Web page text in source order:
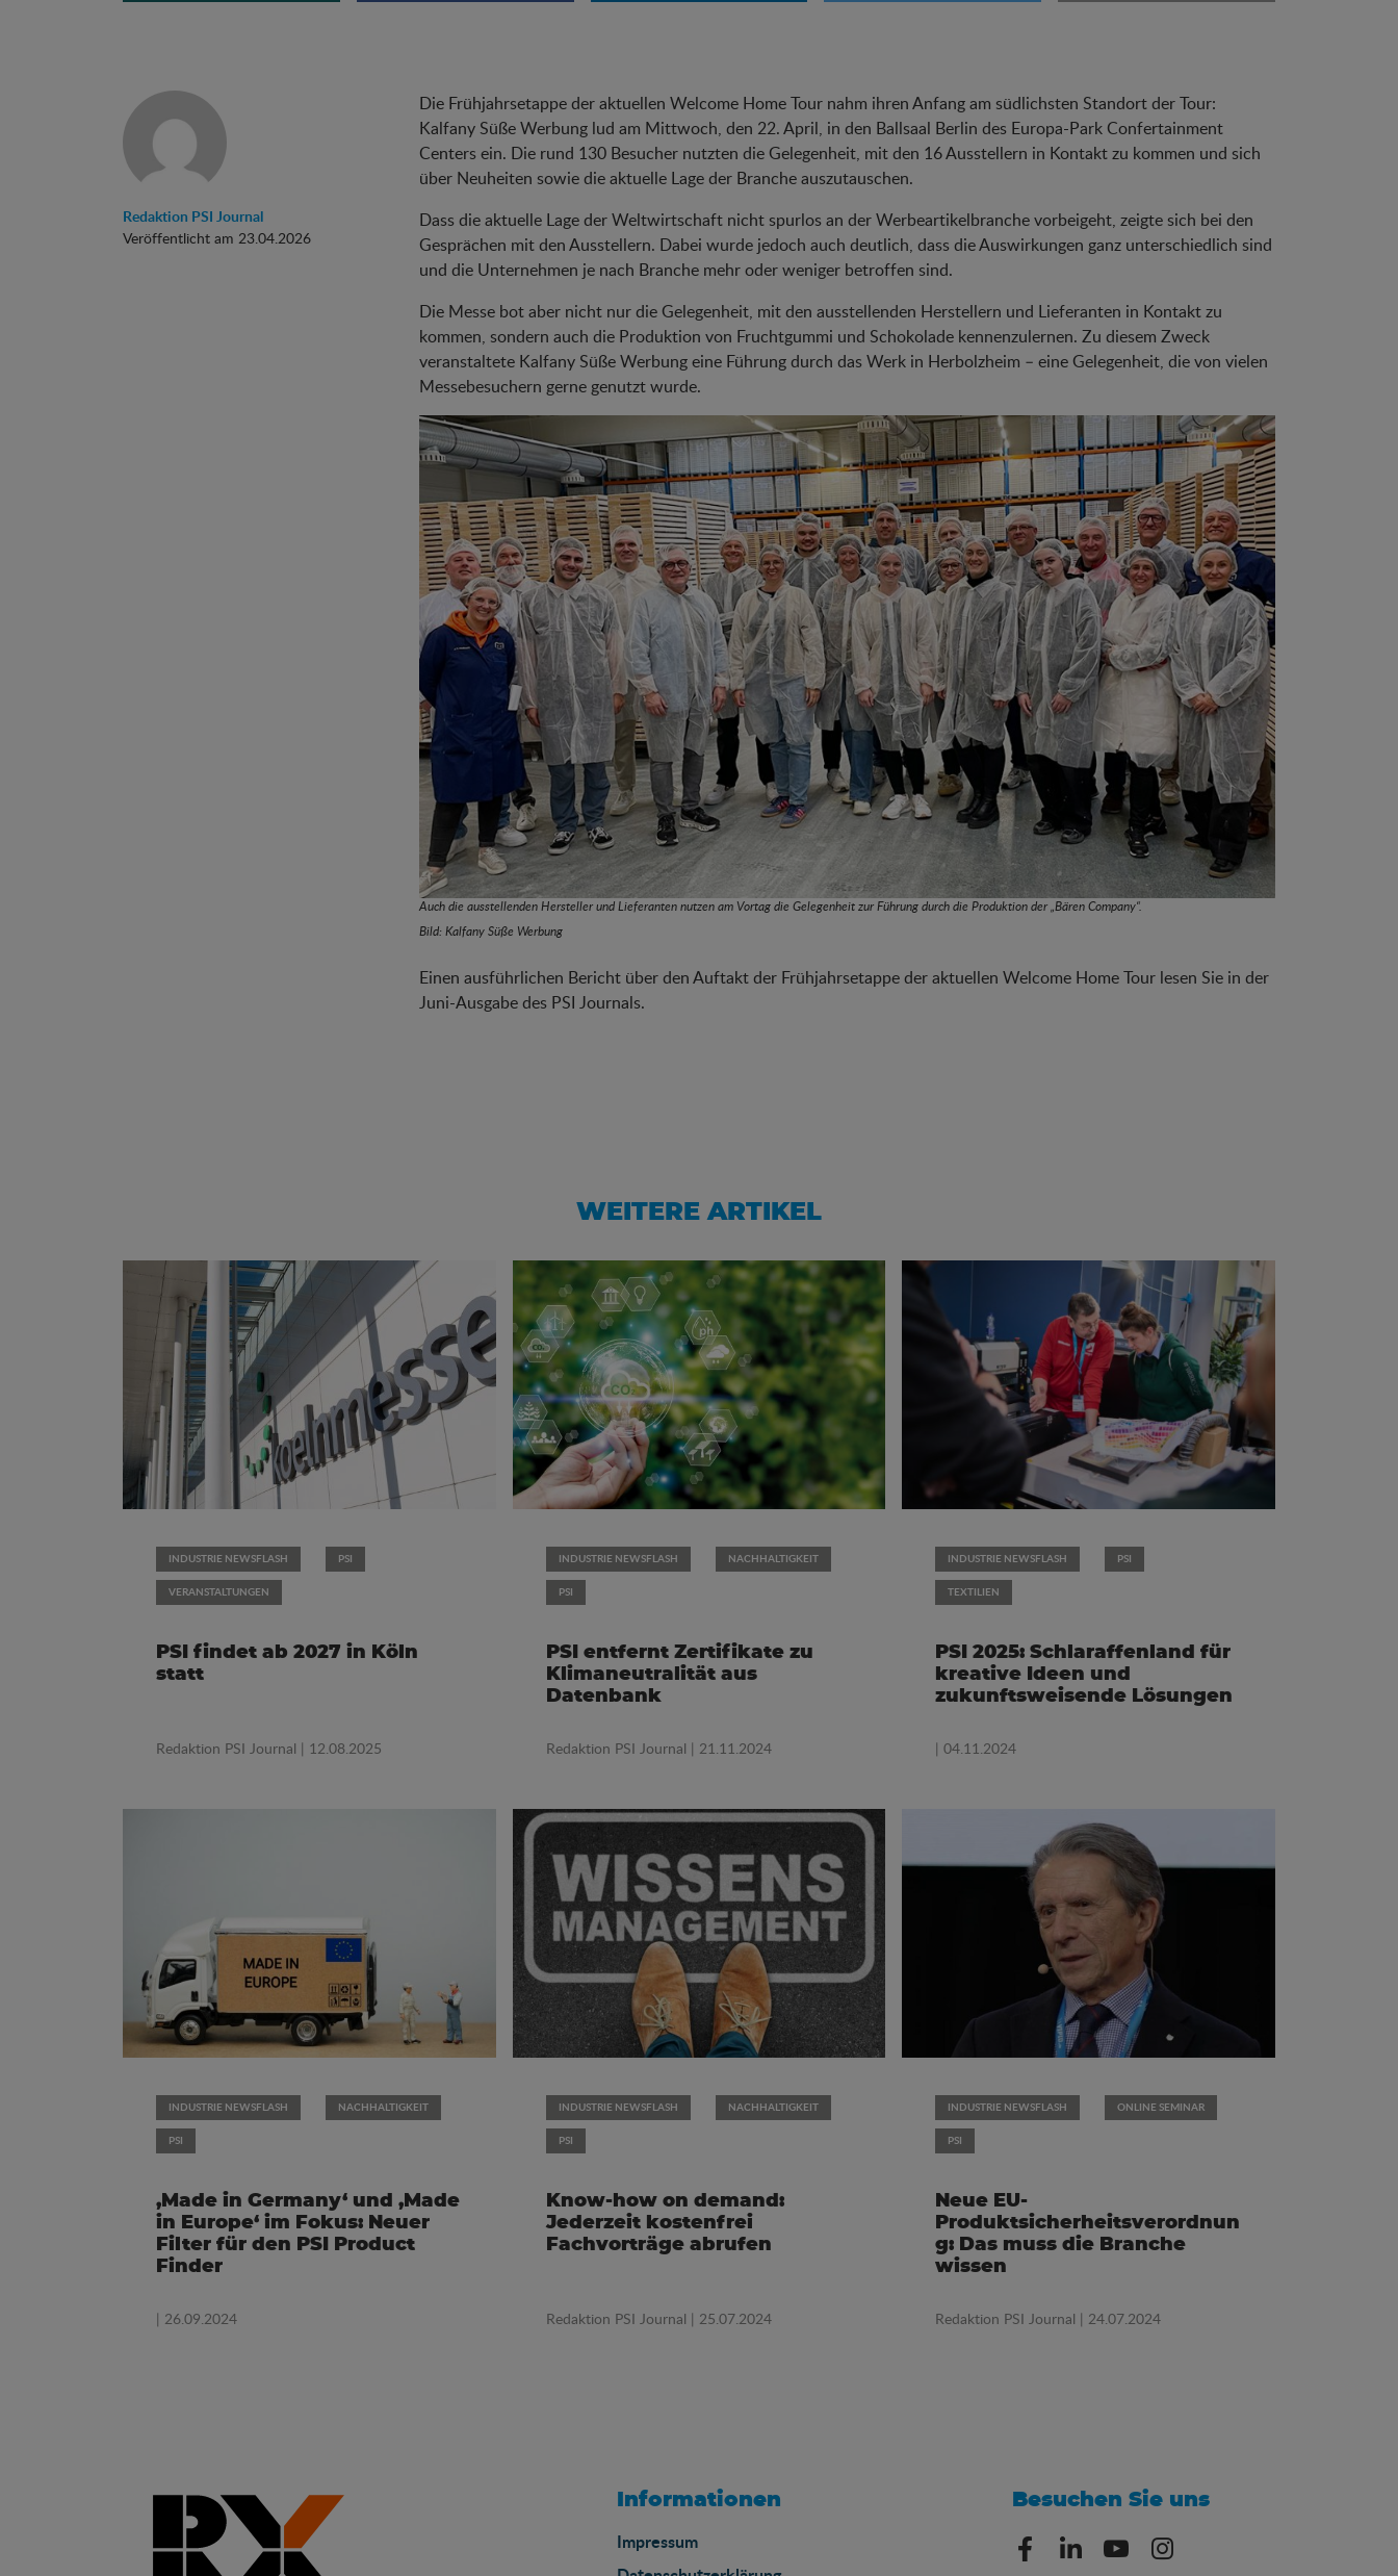
Redaktion PSI Journal
Veröffentlicht am 23.04.2026
Die Frühjahrsetappe der aktuellen Welcome Home Tour nahm ihren Anfang am südlichsten Standort der Tour:
Kalfany Süße Werbung lud am Mittwoch, den 22. April, in den Ballsaal Berlin des Europa-Park Confertainment
Centers ein. Die rund 130 Besucher nutzten die Gelegenheit, mit den 16 Ausstellern in Kontakt zu kommen und sich
über Neuheiten sowie die aktuelle Lage der Branche auszutauschen.
Dass die aktuelle Lage der Weltwirtschaft nicht spurlos an der Werbeartikelbranche vorbeigeht, zeigte sich bei den
Gesprächen mit den Ausstellern. Dabei wurde jedoch auch deutlich, dass die Auswirkungen ganz unterschiedlich sind
und die Unternehmen je nach Branche mehr oder weniger betroffen sind.
Die Messe bot aber nicht nur die Gelegenheit, mit den ausstellenden Herstellern und Lieferanten in Kontakt zu
kommen, sondern auch die Produktion von Fruchtgummi und Schokolade kennenzulernen. Zu diesem Zweck
veranstaltete Kalfany Süße Werbung eine Führung durch das Werk in Herbolzheim – eine Gelegenheit, die von vielen
Messebesuchern gerne genutzt wurde.
Auch die ausstellenden Hersteller und Lieferanten nutzen am Vortag die Gelegenheit zur Führung durch die Produktion der „Bären Company“.
Bild: Kalfany Süße Werbung
Einen ausführlichen Bericht über den Auftakt der Frühjahrsetappe der aktuellen Welcome Home Tour lesen Sie in der
Juni-Ausgabe des PSI Journals.
WEITERE ARTIKEL
INDUSTRIE NEWSFLASH PSI
VERANSTALTUNGEN
PSI findet ab 2027 in Köln
statt
Redaktion PSI Journal | 12.08.2025
INDUSTRIE NEWSFLASH NACHHALTIGKEIT
PSI
PSI entfernt Zertifikate zu
Klimaneutralität aus
Datenbank
Redaktion PSI Journal | 21.11.2024
INDUSTRIE NEWSFLASH PSI
TEXTILIEN
PSI 2025: Schlaraffenland für
kreative Ideen und
zukunftsweisende Lösungen
| 04.11.2024
INDUSTRIE NEWSFLASH NACHHALTIGKEIT
PSI
‚Made in Germany‘ und ‚Made
in Europe‘ im Fokus: Neuer
Filter für den PSI Product
Finder
| 26.09.2024
INDUSTRIE NEWSFLASH NACHHALTIGKEIT
PSI
Know-how on demand:
Jederzeit kostenfrei
Fachvorträge abrufen
Redaktion PSI Journal | 25.07.2024
INDUSTRIE NEWSFLASH ONLINE SEMINAR
PSI
Neue EU-
Produktsicherheitsverordnun
g: Das muss die Branche
wissen
Redaktion PSI Journal | 24.07.2024
Informationen
Impressum
Besuchen Sie uns